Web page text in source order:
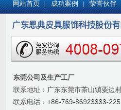
网站首页|成功案例|荣誉伙伴
东莞公司及生产工厂
联系地址：广东东莞市茶山镇粟边
联系电话：+86-769-86923333-